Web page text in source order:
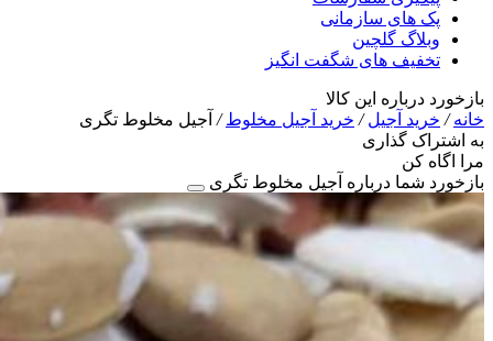
پک های سازمانی
وبلاگ گلچین
تخفیف های شگفت انگیز
بازخورد درباره این کالا
خانه/ خرید آجیل/ خرید آجیل مخلوط/ آجیل مخلوط تگری
به اشتراک گذاری
مرا اگاه کن
بازخورد شما درباره آجیل مخلوط تگری